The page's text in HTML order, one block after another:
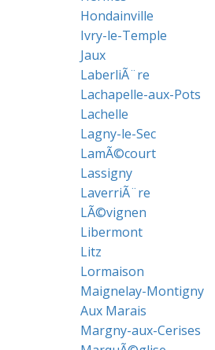
Hondainville
Ivry-le-Temple
Jaux
LaberliÃ¨re
Lachapelle-aux-Pots
Lachelle
Lagny-le-Sec
LamÃ©court
Lassigny
LaverriÃ¨re
LÃ©vignen
Libermont
Litz
Lormaison
Maignelay-Montigny
Aux Marais
Margny-aux-Cerises